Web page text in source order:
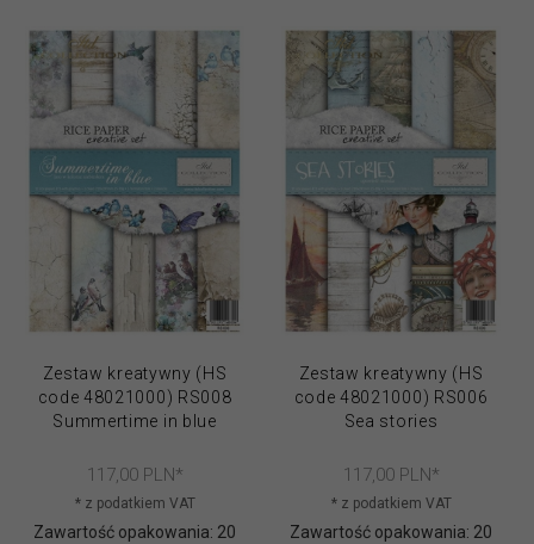
Zestaw kreatywny (HS
code 48021000) RS008
Summertime in blue
117, 00 PLN*
* z podatkiem VAT
Zawartość opakowania: 20
Zestaw kreatywny (HS
code 48021000) RS006
Sea stories
117, 00 PLN*
* z podatkiem VAT
Zawartość opakowania: 20